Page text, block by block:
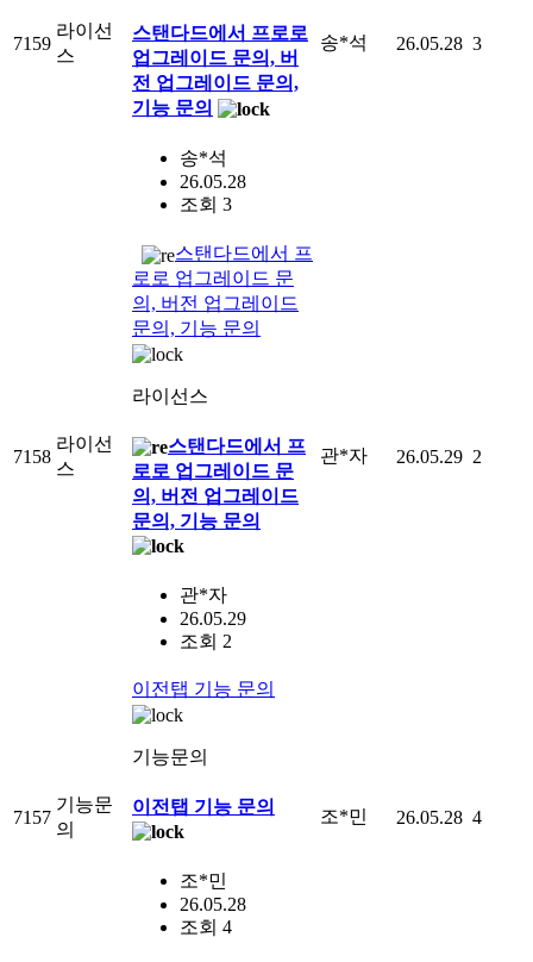
7159
라이선
스
스탠다드에서 프로로
업그레이드 문의, 버
전 업그레이드 문의,
기능 문의
송*석
26.05.28
조회 3
송*석 26.05.28 3
7158
라이선
스
스탠다드에서 프
로로 업그레이드 문
의, 버전 업그레이드
문의, 기능 문의
라이선스
스탠다드에서 프
로로 업그레이드 문
의, 버전 업그레이드
문의, 기능 문의
관*자
26.05.29
조회 2
관*자 26.05.29 2
7157
기능문
의
이전탭 기능 문의
기능문의
이전탭 기능 문의
조*민
26.05.28
조회 4
조*민 26.05.28 4